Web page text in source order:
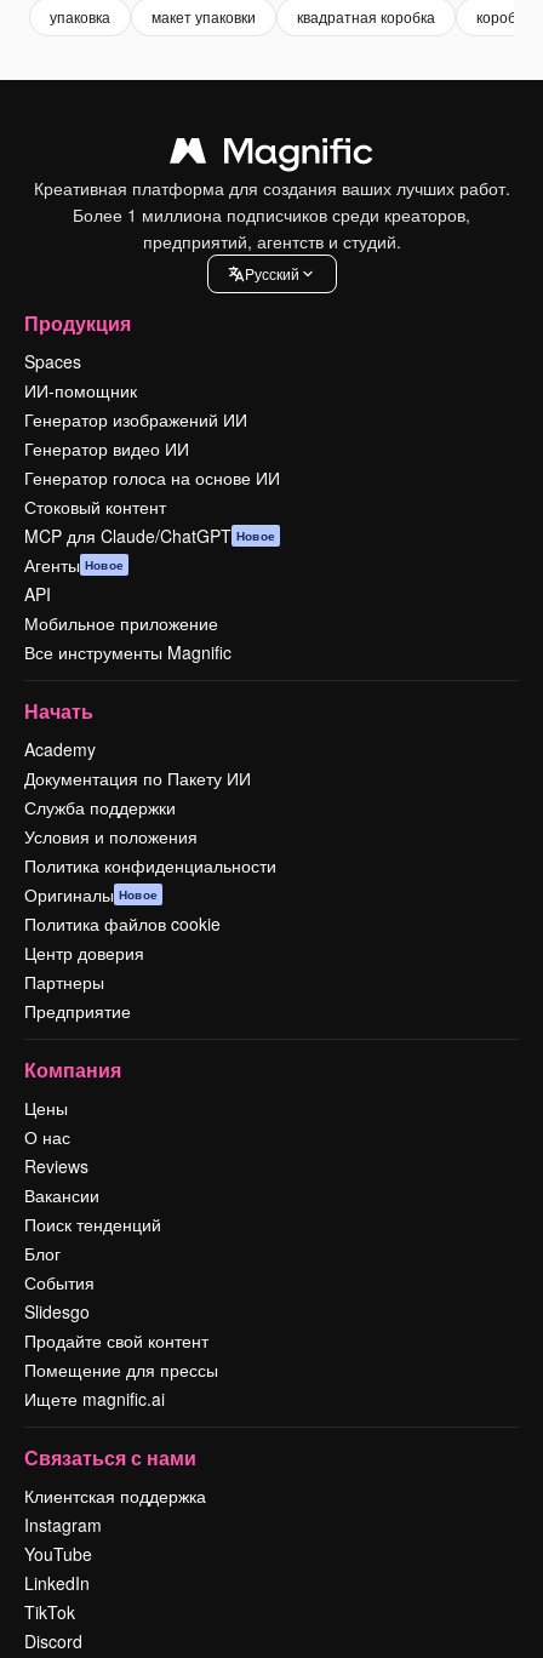
упаковка макет упаковки квадратная коробка коробка
Креативная платформа для создания ваших лучших работ.
Более 1 миллиона подписчиков среди креаторов,
предприятий, агентств и студий.
Pусский
Продукция
Spaces
ИИ-помощник
Генератор изображений ИИ
Генератор видео ИИ
Генератор голоса на основе ИИ
Стоковый контент
MCP для Claude/ChatGPT Новое
Агенты Новое
API
Мобильное приложение
Все инструменты Magnific
Начать
Academy
Документация по Пакету ИИ
Служба поддержки
Условия и положения
Политика конфиденциальности
Оригиналы Новое
Политика файлов cookie
Центр доверия
Партнеры
Предприятие
Компания
Цены
О нас
Reviews
Вакансии
Поиск тенденций
Блог
События
Slidesgo
Продайте свой контент
Помещение для прессы
Ищете magnific.ai
Связаться с нами
Клиентская поддержка
Instagram
YouTube
LinkedIn
TikTok
Discord